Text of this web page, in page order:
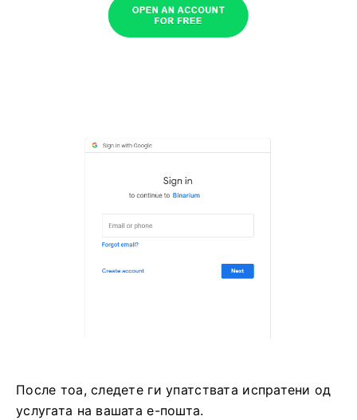
После тоа, следете ги упатствата испратени од
услугата на вашата е-пошта.